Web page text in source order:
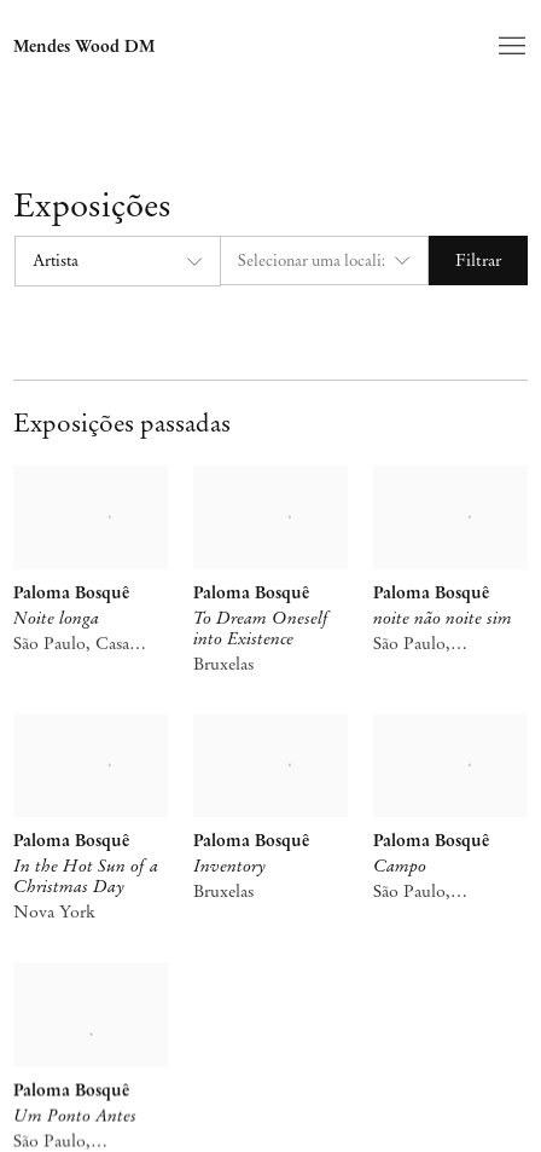
Mendes Wood DM
Exposições
Filtrar
Exposições passadas
Noite longa
Paloma Bosquê
São Paulo, Casa
To Dream Oneself
into Existence
Paloma Bosquê
Bruxelas
noite não noite sim
Paloma Bosquê
São Paulo,
In the Hot Sun of a
Christmas Day
Paloma Bosquê
Nova York
Inventory
Paloma Bosquê
Bruxelas
Campo
Paloma Bosquê
São Paulo,
Um Ponto Antes
Paloma Bosquê
São Paulo,